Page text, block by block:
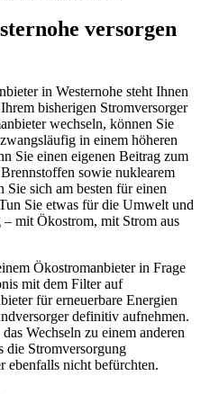
versorgen
in Westernohe steht Ihnen
bisherigen Stromversorger
wechseln, können Sie
in einem höheren
Sie einen eigenen Beitrag zum
sowie nuklearem
Sie sich am besten für einen
Sie etwas für die Umwelt und
mit Ökostrom, mit Strom aus
Ökostromanbieter in Frage
mit dem Filter auf
für erneuerbare Energien
definitiv aufnehmen.
Wechseln zu einem anderen
die Stromversorgung
ebenfalls nicht befürchten.